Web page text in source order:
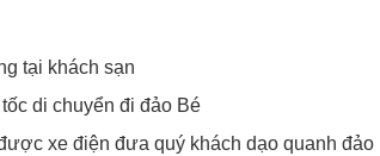
tại khách sạn
di chuyển đi đảo Bé
xe điện đưa quý khách dạo quanh đảo